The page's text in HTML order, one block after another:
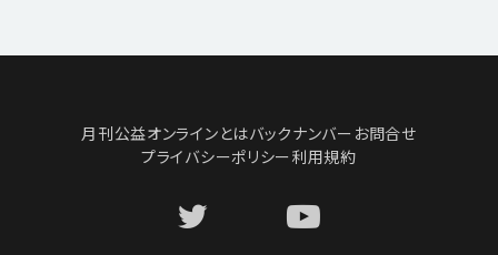
月刊公益オンラインとはバックナンバー お問合せ
プライバシーポリシー利用規約